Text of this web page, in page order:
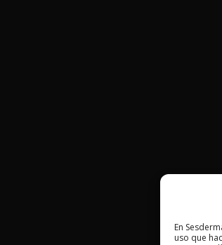
En
uso que